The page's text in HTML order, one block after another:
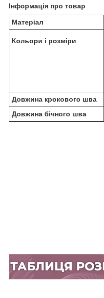
Інформація про товар
Матеріал
Кольори і розміри
Довжина крокового шва
Довжина бічного шва